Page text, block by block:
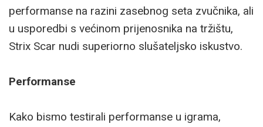
performanse na razini zasebnog seta zvučnika, ali
u usporedbi s većinom prijenosnika na tržištu,
Strix Scar nudi superiorno slušateljsko iskustvo.
Performanse
Kako bismo testirali performanse u igrama,